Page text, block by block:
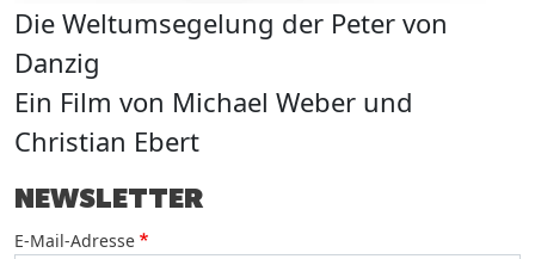
Die Weltumsegelung der Peter von
Danzig
Ein Film von Michael Weber und
Christian Ebert
NEWSLETTER
E-Mail-Adresse